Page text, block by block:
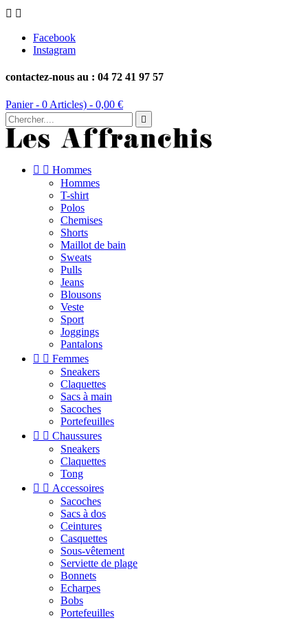
 
Facebook
Instagram
contactez-nous au : 04 72 41 97 57
Panier - 0 Articles) - 0,00 €

  Hommes
Hommes
T-shirt
Polos
Chemises
Shorts
Maillot de bain
Sweats
Pulls
Jeans
Blousons
Veste
Sport
Joggings
Pantalons
  Femmes
Sneakers
Claquettes
Sacs à main
Sacoches
Portefeuilles
  Chaussures
Sneakers
Claquettes
Tong
  Accessoires
Sacoches
Sacs à dos
Ceintures
Casquettes
Sous-vêtement
Serviette de plage
Bonnets
Echarpes
Bobs
Portefeuilles